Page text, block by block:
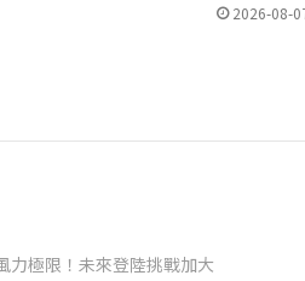
2026-08-